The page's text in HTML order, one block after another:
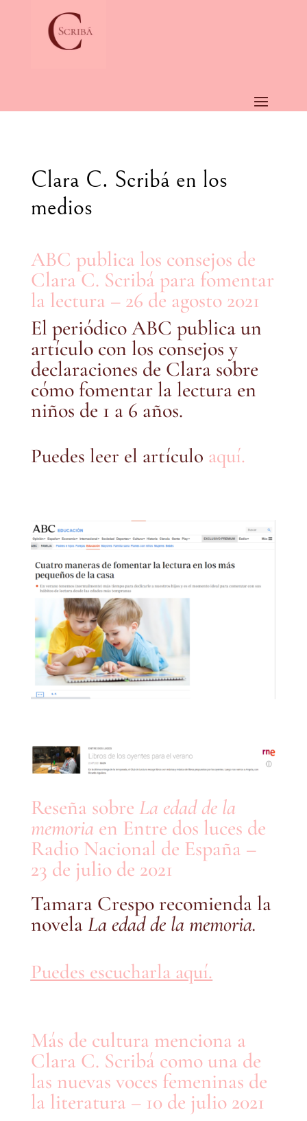
Clara C. Scribá en los
medios
ABC publica los consejos de
Clara C. Scribá para fomentar
la lectura – 26 de agosto 2021
El periódico ABC publica un
artículo con los consejos y
declaraciones de Clara sobre
cómo fomentar la lectura en
niños de 1 a 6 años.
Puedes leer el artículo aquí.
Reseña sobre La edad de la
memoria en Entre dos luces de
Radio Nacional de España –
23 de julio de 2021
Tamara Crespo recomienda la
novelaLa edad de la memoria.
Puedes escucharla aquí.
Más de cultura menciona a
Clara C. Scribá como una de
las nuevas voces femeninas de
la literatura – 10 de julio 2021